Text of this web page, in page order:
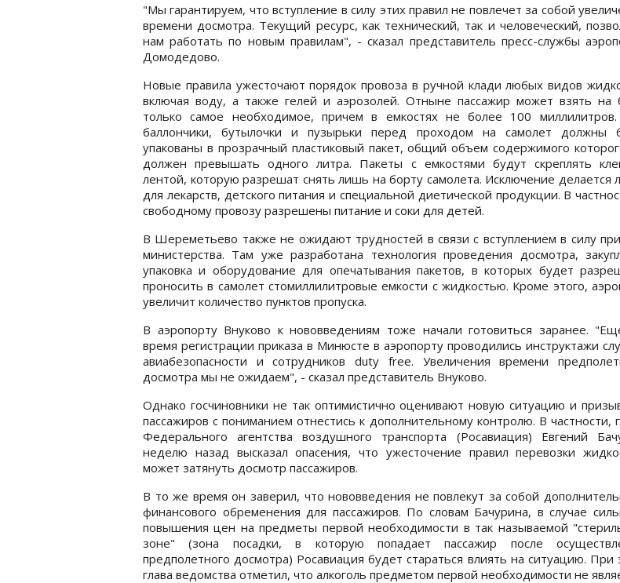
"Мы гарантируем, что вступление в силу этих правил не повлечет за собой
времени досмотра. Текущий ресурс, как технический, так и человеческий,
нам работать по новым правилам", - сказал представитель пресс-службы
Домодедово.
Новые правила ужесточают порядок провоза в ручной клади любых видов
включая воду, а также гелей и аэрозолей. Отныне пассажир может взять на
только самое необходимое, причем в емкостях не более 100
баллончики, бутылочки и пузырьки перед проходом на самолет должны
упакованы в прозрачный пластиковый пакет, общий объем содержимого
должен превышать одного литра. Пакеты с емкостями будут скреплять
лентой, которую разрешат снять лишь на борту самолета. Исключение делается
для лекарств, детского питания и специальной диетической продукции. В
свободному провозу разрешены питание и соки для детей.
В Шереметьево также не ожидают трудностей в связи с вступлением в силу
министерства. Там уже разработана технология проведения досмотра,
упаковка и оборудование для опечатывания пакетов, в которых будет
проносить в самолет стомиллилитровые емкости с жидкостью. Кроме этого,
увеличит количество пунктов пропуска.
В аэропорту Внуково к нововведениям тоже начали готовиться заранее.
время регистрации приказа в Минюсте в аэропорту проводились инструктажи
авиабезопасности и сотрудников duty free. Увеличения времени
досмотра мы не ожидаем", - сказал представитель Внуково.
Однако госчиновники не так оптимистично оценивают новую ситуацию и
пассажиров с пониманием отнестись к дополнительному контролю. В частности,
Федерального агентства воздушного транспорта (Росавиация) Евгений
неделю назад высказал опасения, что ужесточение правил перевозки
может затянуть досмотр пассажиров.
В то же время он заверил, что нововведения не повлекут за собой
финансового обременения для пассажиров. По словам Бачурина, в случае
повышения цен на предметы первой необходимости в так называемой
зоне" (зона посадки, в которую попадает пассажир после
предполетного досмотра) Росавиация будет стараться влиять на ситуацию. При
глава ведомства отметил, что алкоголь предметом первой необходимости не